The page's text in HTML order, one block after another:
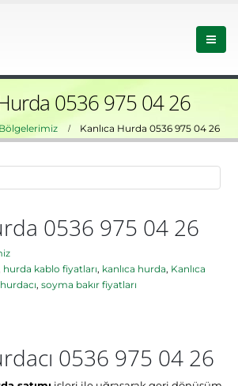
0536 975 04 26
Kanlıca Hurda 0536 975 04 26
0536 975 04 26
hurda kablo fiyatları, kanlıca hurda, Kanlıca
, soyma bakır fiyatları
0536 975 04 26